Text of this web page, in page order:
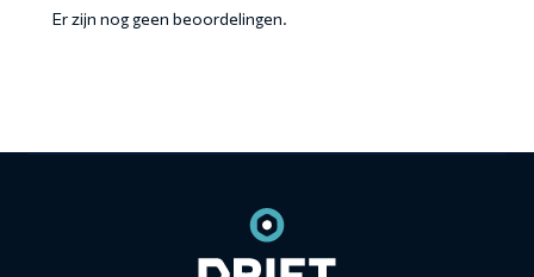
Er zijn nog geen beoordelingen.